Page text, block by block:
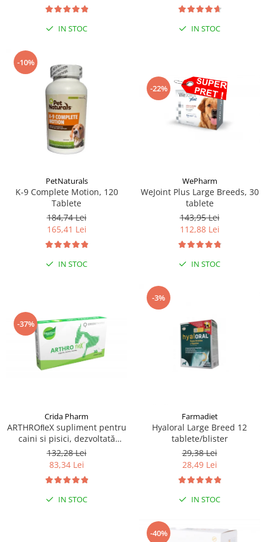
IN STOC IN STOC
-10%
PetNaturals
K-9 Complete Motion, 120
Tablete
184,74 Lei
165,41 Lei
IN STOC
-22%
WePharm
WeJoint Plus Large Breeds, 30
tablete
143,95 Lei
112,88 Lei
IN STOC
-37%
Crida Pharm
ARTHROﬂeX supliment pentru
caini si pisici, dezvoltată
pentru a oferi suport
nutrițional și a fortiﬁca
sănătatea articulațiilor - 30
comprimate
132,28 Lei
83,34 Lei
IN STOC
-3%
Farmadiet
Hyaloral Large Breed 12
tablete/blister
29,38 Lei
28,49 Lei
IN STOC
-40%